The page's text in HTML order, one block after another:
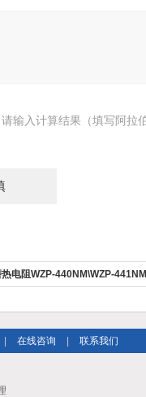
请输入计算结果（填写阿拉
电阻WZP-440NM\WZP-
在线咨询 联系我们